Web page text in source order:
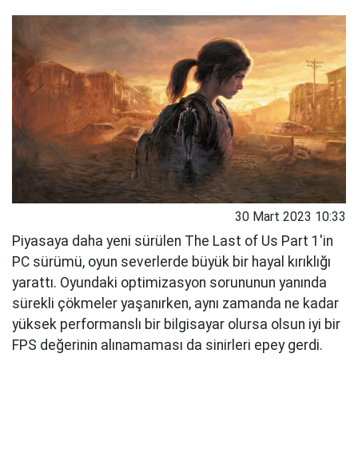
30 Mart 2023 10:33
Piyasaya daha yeni sürülen The Last of Us Part 1'in
PC sürümü, oyun severlerde büyük bir hayal kırıklığı
yarattı. Oyundaki optimizasyon sorununun yanında
sürekli çökmeler yaşanırken, aynı zamanda ne kadar
yüksek performanslı bir bilgisayar olursa olsun iyi bir
FPS değerinin alınamaması da sinirleri epey gerdi.